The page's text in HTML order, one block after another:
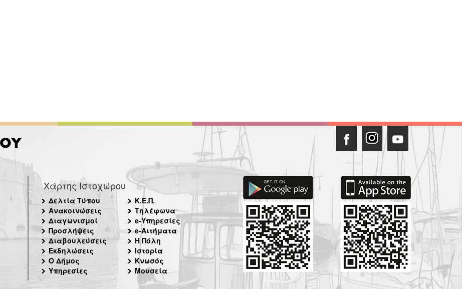
Χάρτης Ιστοχώρου
Δελτία Τύπου
Ανακοινώσεις
Διαγωνισμοί
Προσλήψεις
Διαβουλεύσεις
Εκδηλώσεις
Ο Δήμος
Υπηρεσίες
Κ.Ε.Π.
Τηλέφωνα
e-Υπηρεσίες
e-Αιτήματα
Η Πόλη
Ιστορία
Κνωσός
Μουσεία